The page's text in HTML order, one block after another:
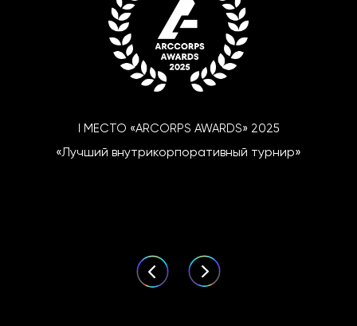
I МЕСТО «ARCORPS AWARDS» 2025
«Лучший внутрикорпоративный турнир»